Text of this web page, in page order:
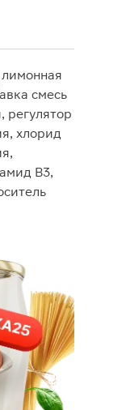
лимонная
смесь
регулятор
хлорид
В3,